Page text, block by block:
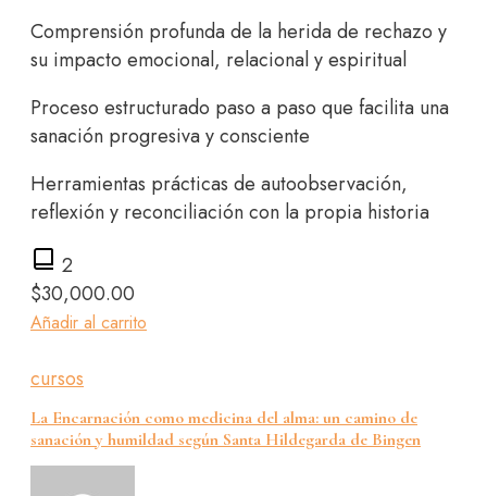
Comprensión profunda de la herida de rechazo y
su impacto emocional, relacional y espiritual
Proceso estructurado paso a paso que facilita una
sanación progresiva y consciente
Herramientas prácticas de autoobservación,
reflexión y reconciliación con la propia historia
2
$30,000.00
Añadir al carrito
cursos
La Encarnación como medicina del alma: un camino de
sanación y humildad según Santa Hildegarda de Bingen